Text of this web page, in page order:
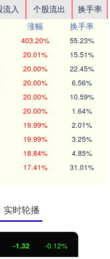
流入 个股流出
换手率
涨幅
换手率
403.20% 55.23%
20.01% 15.51%
20.00% 22.45%
20.00% 6.56%
20.00% 10.59%
20.00% 1.64%
19.99% 2.01%
19.99% 3.25%
18.84% 4.85%
17.41% 31.01%
实时轮播
-1.32 -0.12%